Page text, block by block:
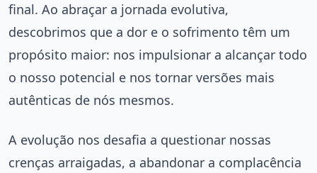
final. Ao abraçar a jornada evolutiva,
descobrimos que a dor e o sofrimento têm um
propósito maior: nos impulsionar a alcançar todo
o nosso potencial e nos tornar versões mais
autênticas de nós mesmos.
A evolução nos desafia a questionar nossas
crenças arraigadas, a abandonar a complacência